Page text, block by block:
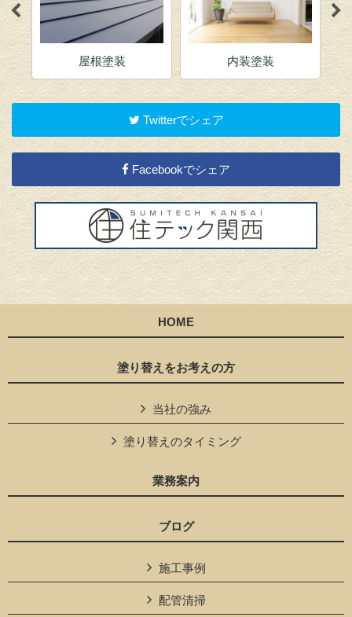
屋根塗装 内装塗装
Twitterでシェア
Facebookでシェア
HOME
塗り替えをお考えの方
当社の強み
塗り替えのタイミング
業務案内
ブログ
施工事例
配管清掃